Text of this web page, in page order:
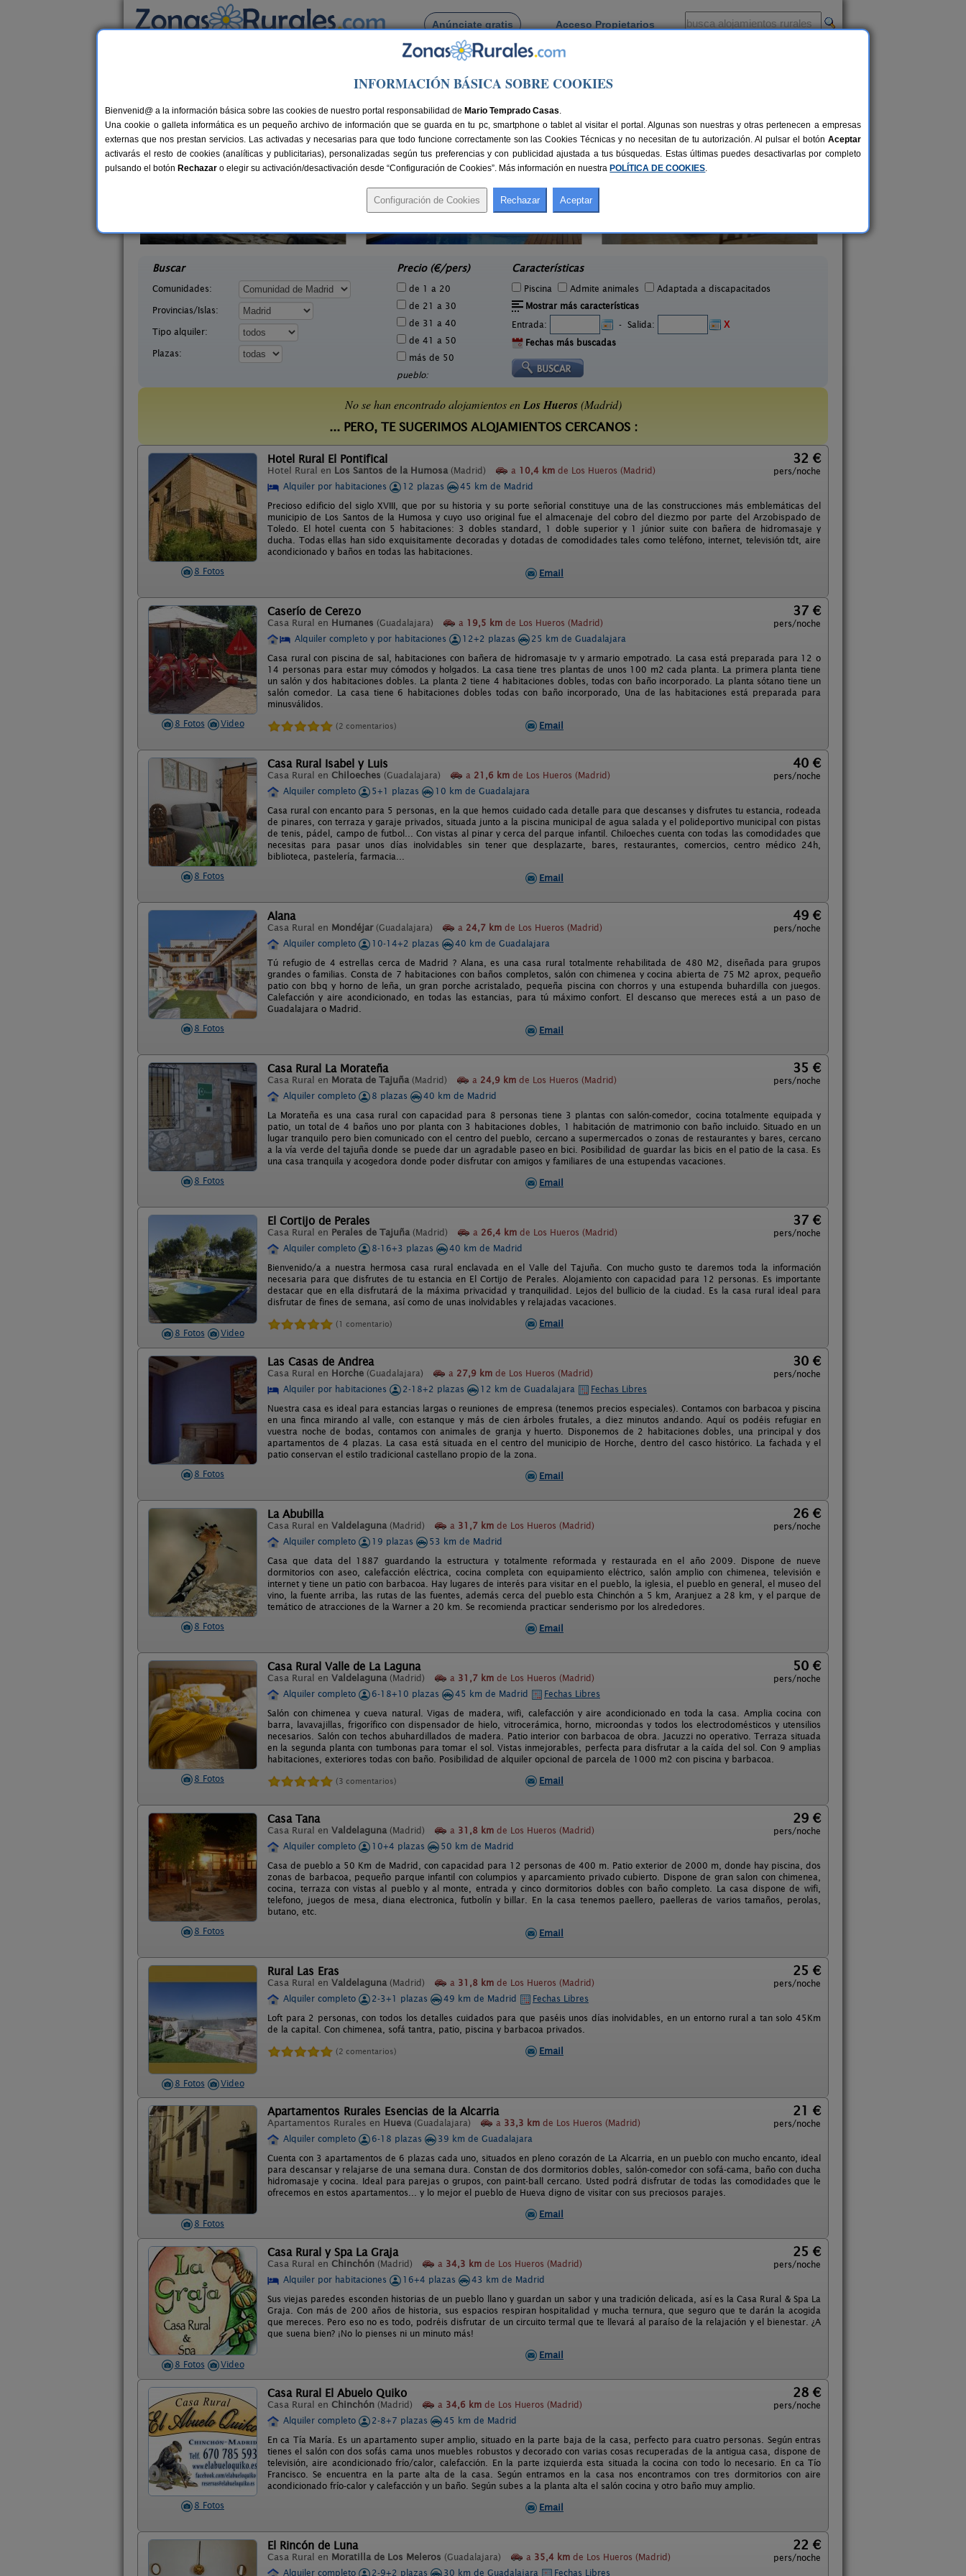
Anúnciate gratis Acceso Propietarios
Busca por pueblo
Casas Rurales cerca de Los Hueros
25 €
Finca Los Almendros
Buscar
Comunidades:
Provincias/Islas:
Tipo alquiler:
Plazas:
Precio (€/pers)
de 1 a 20
de 21 a 30
de 31 a 40
de 41 a 50
más de 50
pueblo:
Características
Piscina Admite animales
Adaptada a discapacitados
Mostrar más características
Entrada:
- Salida:
X
Fechas más buscadas
No se han encontrado alojamientos enLos Hueros(Madrid)
... PERO, TE SUGERIMOS ALOJAMIENTOS CERCANOS :
8 Fotos
Hotel Rural El Pontifical
Hotel Rural en Los Santos de la Humosa (Madrid) a 10,4 km de Los Hueros (Madrid)
32 €
pers/noche
Alquiler por habitaciones
12 plazas
45 km de Madrid
Precioso edificio del siglo XVIII, que por su historia y su porte señorial constituye una de las construcciones más emblemáticas del
municipio de Los Santos de la Humosa y cuyo uso original fue el almacenaje del cobro del diezmo por parte del Arzobispado de
Toledo. El hotel cuenta con 5 habitaciones: 3 dobles standard, 1 doble superior y 1 júnior suite con bañera de hidromasaje y
ducha. Todas ellas han sido exquisitamente decoradas y dotadas de comodidades tales como teléfono, internet, televisión tdt, aire
acondicionado y baños en todas las habitaciones.
Email
8 Fotos Video
Caserío de Cerezo
Casa Rural en Humanes (Guadalajara) a 19,5 km de Los Hueros (Madrid)
37 €
pers/noche
Alquiler completo y por habitaciones
12+2 plazas
25 km de Guadalajara
Casa rural con piscina de sal, habitaciones con bañera de hidromasaje tv y armario empotrado. La casa está preparada para 12 o
14 personas para estar muy cómodos y holgados. La casa tiene tres plantas de unos 100 m2 cada planta. La primera planta tiene
un salón y dos habitaciones dobles. La planta 2 tiene 4 habitaciones dobles, todas con baño incorporado. La planta sótano tiene un
salón comedor. La casa tiene 6 habitaciones dobles todas con baño incorporado, Una de las habitaciones está preparada para
minusválidos.
(2 comentarios) Email
8 Fotos
Casa Rural Isabel y Luis
Casa Rural en Chiloeches (Guadalajara) a 21,6 km de Los Hueros (Madrid)
40 €
pers/noche
Alquiler completo
5+1 plazas
10 km de Guadalajara
Casa rural con encanto para 5 personas, en la que hemos cuidado cada detalle para que descanses y disfrutes tu estancia, rodeada
de pinares, con terraza y garaje privados, situada junto a la piscina municipal de agua salada y el polideportivo municipal con pistas
de tenis, pádel, campo de futbol... Con vistas al pinar y cerca del parque infantil. Chiloeches cuenta con todas las comodidades que
necesitas para pasar unos días inolvidables sin tener que desplazarte, bares, restaurantes, comercios, centro médico 24h,
biblioteca, pastelería, farmacia...
Email
8 Fotos
Alana
Casa Rural en Mondéjar (Guadalajara) a 24,7 km de Los Hueros (Madrid)
49 €
pers/noche
Alquiler completo
10-14+2 plazas
40 km de Guadalajara
Tú refugio de 4 estrellas cerca de Madrid ? Alana, es una casa rural totalmente rehabilitada de 480 M2, diseñada para grupos
grandes o familias. Consta de 7 habitaciones con baños completos, salón con chimenea y cocina abierta de 75 M2 aprox, pequeño
patio con bbq y horno de leña, un gran porche acristalado, pequeña piscina con chorros y una estupenda buhardilla con juegos.
Calefacción y aire acondicionado, en todas las estancias, para tú máximo confort. El descanso que mereces está a un paso de
Guadalajara o Madrid.
Email
8 Fotos
Casa Rural La Morateña
Casa Rural en Morata de Tajuña (Madrid) a 24,9 km de Los Hueros (Madrid)
35 €
pers/noche
Alquiler completo
8 plazas
40 km de Madrid
La Morateña es una casa rural con capacidad para 8 personas tiene 3 plantas con salón-comedor, cocina totalmente equipada y
patio, un total de 4 baños uno por planta con 3 habitaciones dobles, 1 habitación de matrimonio con baño incluido. Situado en un
lugar tranquilo pero bien comunicado con el centro del pueblo, cercano a supermercados o zonas de restaurantes y bares, cercano
a la vía verde del tajuña donde se puede dar un agradable paseo en bici. Posibilidad de guardar las bicis en el patio de la casa. Es
una casa tranquila y acogedora donde poder disfrutar con amigos y familiares de una estupendas vacaciones.
Email
8 Fotos Video
El Cortijo de Perales
Casa Rural en Perales de Tajuña (Madrid) a 26,4 km de Los Hueros (Madrid)
37 €
pers/noche
Alquiler completo
8-16+3 plazas
40 km de Madrid
Bienvenido/a a nuestra hermosa casa rural enclavada en el Valle del Tajuña. Con mucho gusto te daremos toda la información
necesaria para que disfrutes de tu estancia en El Cortijo de Perales. Alojamiento con capacidad para 12 personas. Es importante
destacar que en ella disfrutará de la máxima privacidad y tranquilidad. Lejos del bullicio de la ciudad. Es la casa rural ideal para
disfrutar de fines de semana, así como de unas inolvidables y relajadas vacaciones.
(1 comentario) Email
8 Fotos
Las Casas de Andrea
Casa Rural en Horche (Guadalajara) a 27,9 km de Los Hueros (Madrid)
30 €
pers/noche
Alquiler por habitaciones
2-18+2 plazas 12 km de Guadalajara
Fechas Libres
Nuestra casa es ideal para estancias largas o reuniones de empresa (tenemos precios especiales). Contamos con barbacoa y piscina
en una finca mirando al valle, con estanque y más de cien árboles frutales, a diez minutos andando. Aquí os podéis refugiar en
vuestra noche de bodas, contamos con animales de granja y huerto. Disponemos de 2 habitaciones dobles, una principal y dos
apartamentos de 4 plazas. La casa está situada en el centro del municipio de Horche, dentro del casco histórico. La fachada y el
patio conservan el estilo tradicional castellano propio de la zona.
Email
8 Fotos
La Abubilla
Casa Rural en Valdelaguna (Madrid) a 31,7 km de Los Hueros (Madrid)
26 €
pers/noche
Alquiler completo
19 plazas
53 km de Madrid
Casa que data del 1887 guardando la estructura y totalmente reformada y restaurada en el año 2009. Dispone de nueve
dormitorios con aseo, calefacción eléctrica, cocina completa con equipamiento eléctrico, salón amplio con chimenea, televisión e
internet y tiene un patio con barbacoa. Hay lugares de interés para visitar en el pueblo, la iglesia, el pueblo en general, el museo del
vino, la fuente arriba, las rutas de las fuentes, además cerca del pueblo esta Chinchón a 5 km, Aranjuez a 28 km, y el parque de
temático de atracciones de la Warner a 20 km. Se recomienda practicar senderismo por los alrededores.
Email
8 Fotos
Casa Rural Valle de La Laguna
Casa Rural en Valdelaguna (Madrid) a 31,7 km de Los Hueros (Madrid)
50 €
pers/noche
Alquiler completo
6-18+10 plazas 45 km de Madrid
Fechas Libres
Salón con chimenea y cueva natural. Vigas de madera, wifi, calefacción y aire acondicionado en toda la casa. Amplia cocina con
barra, lavavajillas, frigorífico con dispensador de hielo, vitrocerámica, horno, microondas y todos los electrodomésticos y utensilios
necesarios. Salón con techos abuhardillados de madera. Patio interior con barbacoa de obra. Jacuzzi no operativo. Terraza situada
en la segunda planta con tumbonas para tomar el sol. Vistas inmejorables, perfecta para disfrutar a la caída del sol. Con 9 amplias
habitaciones, exteriores todas con baño. Posibilidad de alquiler opcional de parcela de 1000 m2 con piscina y barbacoa.
(3 comentarios) Email
8 Fotos
Casa Tana
Casa Rural en Valdelaguna (Madrid) a 31,8 km de Los Hueros (Madrid)
29 €
pers/noche
Alquiler completo
10+4 plazas
50 km de Madrid
Casa de pueblo a 50 Km de Madrid, con capacidad para 12 personas de 400 m. Patio exterior de 2000 m, donde hay piscina, dos
zonas de barbacoa, pequeño parque infantil con columpios y aparcamiento privado cubierto. Dispone de gran salon con chimenea,
cocina, terraza con vistas al pueblo y al monte, entrada y cinco dormitorios dobles con baño completo. La casa dispone de wifi,
telefono, juegos de mesa, diana electronica, futbolín y billar. En la casa tenemos paellero, paelleras de varios tamaños, perolas,
butano, etc.
Email
8 Fotos Video
Rural Las Eras
Casa Rural en Valdelaguna (Madrid) a 31,8 km de Los Hueros (Madrid)
25 €
pers/noche
Alquiler completo
2-3+1 plazas 49 km de Madrid
Fechas Libres
Loft para 2 personas, con todos los detalles cuidados para que paséis unos días inolvidables, en un entorno rural a tan solo 45Km
de la capital. Con chimenea, sofá tantra, patio, piscina y barbacoa privados.
(2 comentarios) Email
8 Fotos
Apartamentos Rurales Esencias de la Alcarria
Apartamentos Rurales en Hueva (Guadalajara) a 33,3 km de Los Hueros (Madrid)
21 €
pers/noche
Alquiler completo
6-18 plazas
39 km de Guadalajara
Cuenta con 3 apartamentos de 6 plazas cada uno, situados en pleno corazón de La Alcarria, en un pueblo con mucho encanto, ideal
para descansar y relajarse de una semana dura. Constan de dos dormitorios dobles, salón-comedor con sofá-cama, baño con ducha
hidromasaje y cocina. Ideal para parejas o grupos, con paint-ball cercano. Usted podrá disfrutar de todas las comodidades que le
ofrecemos en estos apartamentos... y lo mejor el pueblo de Hueva digno de visitar con sus preciosos parajes.
Email
8 Fotos Video
Casa Rural y Spa La Graja
Casa Rural en Chinchón (Madrid) a 34,3 km de Los Hueros (Madrid)
25 €
pers/noche
Alquiler por habitaciones
16+4 plazas
43 km de Madrid
Sus viejas paredes esconden historias de un pueblo llano y guardan un sabor y una tradición delicada, así es la Casa Rural & Spa La
Graja. Con más de 200 años de historia, sus espacios respiran hospitalidad y mucha ternura, que seguro que te darán la acogida
que mereces. Pero eso no es todo, podréis disfrutar de un circuito termal que te llevará al paraíso de la relajación y el bienestar. ¿A
que suena bien? ¡No lo pienses ni un minuto más!
Email
8 Fotos
Casa Rural El Abuelo Quiko
Casa Rural en Chinchón (Madrid) a 34,6 km de Los Hueros (Madrid)
28 €
pers/noche
Alquiler completo
2-8+7 plazas
45 km de Madrid
En ca Tía María. Es un apartamento super amplio, situado en la parte baja de la casa, perfecto para cuatro personas. Según entras
tienes el salón con dos sofás cama unos muebles robustos y decorado con varias cosas recuperadas de la antigua casa, dispone de
televisión, aire acondicionado frío/calor, calefacción. En la parte izquierda esta situada la cocina con todo lo necesario. En ca Tío
Francisco. Se encuentra en la parte alta de la casa. Según entramos en la casa nos encontramos con tres dormitorios con aire
acondicionado frío-calor y calefacción y un baño. Según subes a la planta alta el salón cocina y otro baño muy amplio.
Email
El Rincón de Luna
Casa Rural en Moratilla de Los Meleros (Guadalajara) a 35,4 km de Los Hueros (Madrid)
22 €
pers/noche
Alquiler completo
2-9+2 plazas 30 km de Guadalajara Fechas Libres
INFORMACIÓN BÁSICA SOBRE COOKIES
Bienvenid@ a la información básica sobre las cookies de nuestro portal responsabilidad de Mario Temprado Casas.
Una cookie o galleta informática es un pequeño archivo de información que se guarda en tu pc, smartphone o tablet al visitar el portal. Algunas son nuestras y otras pertenecen a empresas
externas que nos prestan servicios. Las activadas y necesarias para que todo funcione correctamente son las Cookies Técnicas y no necesitan de tu autorización. Al pulsar el botón Aceptar
activarás el resto de cookies (analíticas y publicitarias), personalizadas según tus preferencias y con publicidad ajustada a tus búsquedas. Estas últimas puedes desactivarlas por completo
pulsando el botón Rechazar o elegir su activación/desactivación desde “Configuración de Cookies”. Más información en nuestra POLÍTICA DE COOKIES.